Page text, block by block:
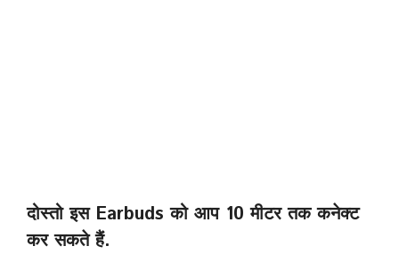
दोस्तो इस Earbuds को आप 10 मीटर तक कनेक्ट
कर सकते हैं.